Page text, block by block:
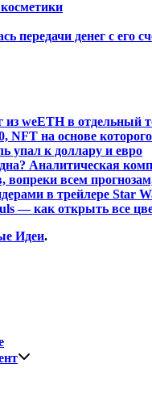
передачи денег с его
из weETH в отдельный
NFT на основе
упал к доллару и евро
Аналитическая
всем
в трейлере Star
— как открыть все
Идеи.